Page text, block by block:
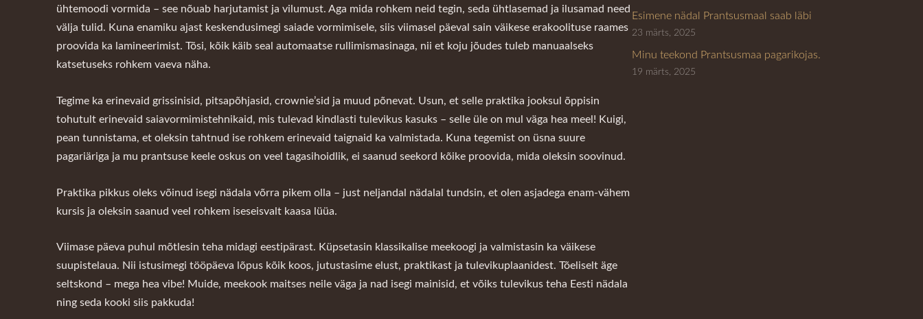
Esimene nädal Prantsusmaal saab läbi
23 märts, 2025
Minu teekond Prantsusmaa pagarikojas.
19 märts, 2025
ühtemoodi vormida – see nõuab harjutamist ja vilumust. Aga mida rohkem neid tegin, seda ühtlasemad ja ilusamad need
välja tulid. Kuna enamiku ajast keskendusimegi saiade vormimisele, siis viimasel päeval sain väikese erakoolituse raames
proovida ka lamineerimist. Tõsi, kõik käib seal automaatse rullimismasinaga, nii et koju jõudes tuleb manuaalseks
katsetuseks rohkem vaeva näha.
Tegime ka erinevaid grissinisid, pitsapõhjasid, crownie’sid ja muud põnevat. Usun, et selle praktika jooksul õppisin
tohutult erinevaid saiavormimistehnikaid, mis tulevad kindlasti tulevikus kasuks – selle üle on mul väga hea meel! Kuigi,
pean tunnistama, et oleksin tahtnud ise rohkem erinevaid taignaid ka valmistada. Kuna tegemist on üsna suure
pagariäriga ja mu prantsuse keele oskus on veel tagasihoidlik, ei saanud seekord kõike proovida, mida oleksin soovinud.
Praktika pikkus oleks võinud isegi nädala võrra pikem olla – just neljandal nädalal tundsin, et olen asjadega enam-vähem
kursis ja oleksin saanud veel rohkem iseseisvalt kaasa lüüa.
Viimase päeva puhul mõtlesin teha midagi eestipärast. Küpsetasin klassikalise meekoogi ja valmistasin ka väikese
suupistelaua. Nii istusimegi tööpäeva lõpus kõik koos, jutustasime elust, praktikast ja tulevikuplaanidest. Tõeliselt äge
seltskond – mega hea vibe! Muide, meekook maitses neile väga ja nad isegi mainisid, et võiks tulevikus teha Eesti nädala
ning seda kooki siis pakkuda!